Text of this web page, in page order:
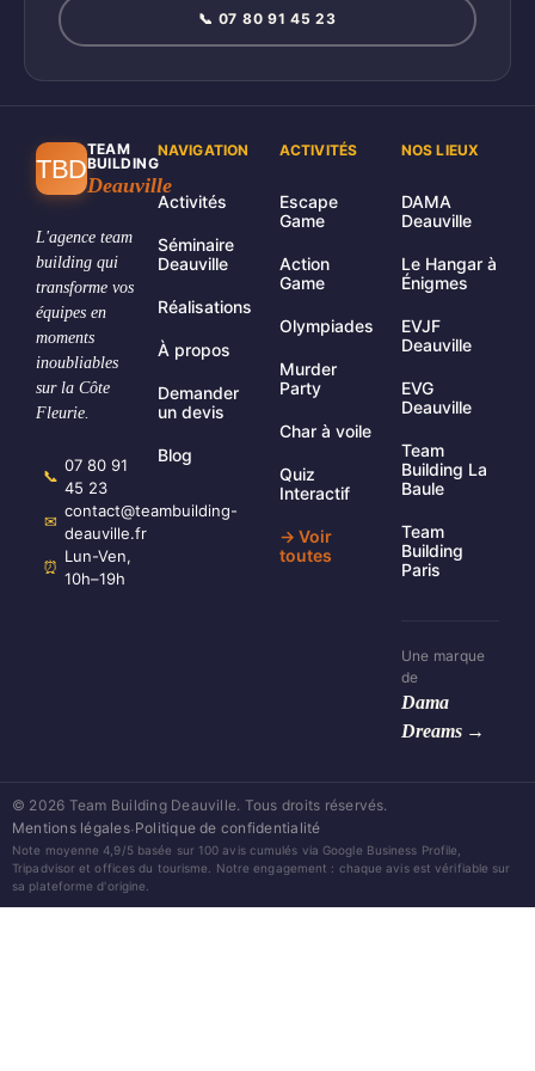
📞 07 80 91 45 23
TBD
TEAM
BUILDING
Deauville
L'agence team
building qui
transforme vos
équipes en
moments
inoubliables
sur la Côte
Fleurie.
📞
07 80 91
45 23
✉
contact@teambuilding-
deauville.fr
⏰
Lun-Ven,
10h–19h
NAVIGATION
Activités
Séminaire
Deauville
Réalisations
À propos
Demander
un devis
Blog
ACTIVITÉS
Escape
Game
Action
Game
Olympiades
Murder
Party
Char à voile
Quiz
Interactif
→ Voir
toutes
NOS LIEUX
DAMA
Deauville
Le Hangar à
Énigmes
EVJF
Deauville
EVG
Deauville
Team
Building La
Baule
Team
Building
Paris
Une marque
de
Dama
Dreams →
© 2026 Team Building Deauville. Tous droits réservés.
Mentions légales·Politique de confidentialité
Note moyenne 4,9/5 basée sur 100 avis cumulés via Google Business Profile,
Tripadvisor et offices du tourisme. Notre engagement : chaque avis est vérifiable sur
sa plateforme d'origine.